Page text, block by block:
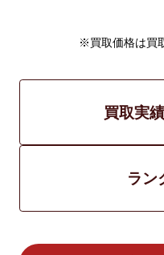
※買取価格は買
買取実
ラン